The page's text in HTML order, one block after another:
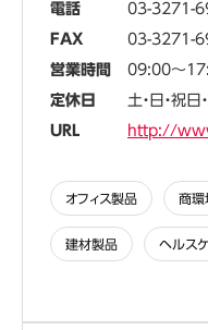
電話
03-3271-
FAX
03-3271-
営業時間
09:00～
定休日
土・日・祝
URL
http://
オフィス製品 商環
建材製品 ヘルス